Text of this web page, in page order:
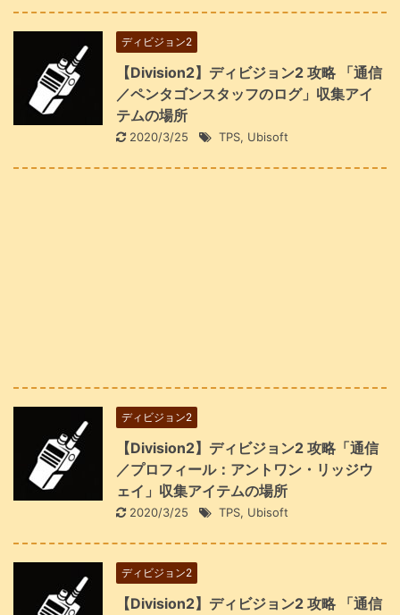
ディビジョン2
【Division2】ディビジョン2 攻略 「通信
／ペンタゴンスタッフのログ」収集アイ
テムの場所
2020/3/25 TPS, Ubisoft
ディビジョン2
【Division2】ディビジョン2 攻略「通信
／プロフィール：アントワン・リッジウ
ェイ」収集アイテムの場所
2020/3/25 TPS, Ubisoft
ディビジョン2
【Division2】ディビジョン2 攻略 「通信